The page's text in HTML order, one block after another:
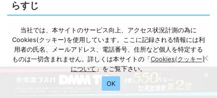
らすじ
心理ゲーム“人狼ゲーム”をモチーフに描く川上亮の
小説の実写映画化第4弾。拉致・監禁した高校生た
ちに殺し合いをさせ、生き残った者には1億円が与
えられる“人狼ゲーム”。いつの間にか“私”がゲーム
に参加していた…。小島梨里杏主演。
当社では、本サイトのサービス向上、アクセス状況計測の為に
Cookies(クッキー)を使用しています。ここに記録される情報には利
用者の氏名、メールアドレス、電話番号、住所など個人を特定する
ものは一切含まれません。詳しくは本サイトの「Cookies(クッキー)
について 」をご覧下さい。
OK